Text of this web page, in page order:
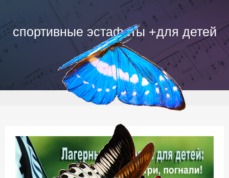
спортивные эстафеты +для детей